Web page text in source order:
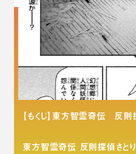
【もくじ】東方智霊奇伝 反
東方智霊奇伝 反則探偵さと